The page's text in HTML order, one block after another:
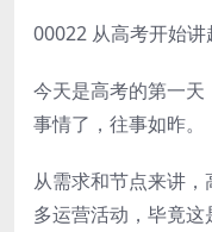
00022 从高考开始讲
今天是高考的第一
事情了，往事如昨。
从需求和节点来讲
多运营活动，毕竟